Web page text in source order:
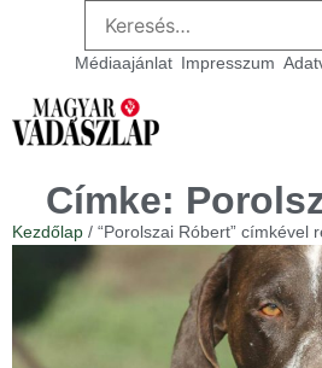
Médiaajánlat Impresszum
Címke:
Kezdőlap / “Porolszai Róbert” címkével